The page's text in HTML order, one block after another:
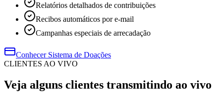
Relatórios detalhados de contribuições
Recibos automáticos por e-mail
Campanhas especiais de arrecadação
Conhecer Sistema de Doações
CLIENTES AO VIVO
Veja alguns clientes transmitindo ao vivo